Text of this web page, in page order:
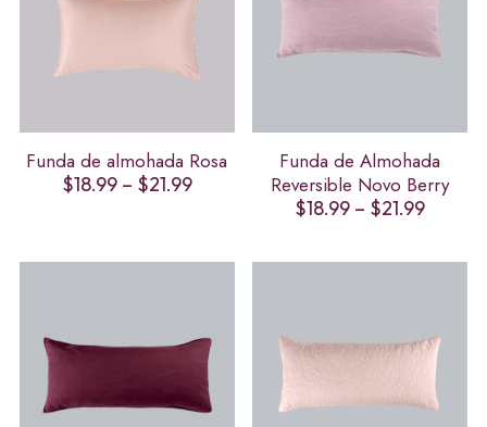
Funda de almohada Rosa
$18.99 – $21.99Price
Funda de Almohada
Reversible Novo Berry
$18.99 – $21.99Price